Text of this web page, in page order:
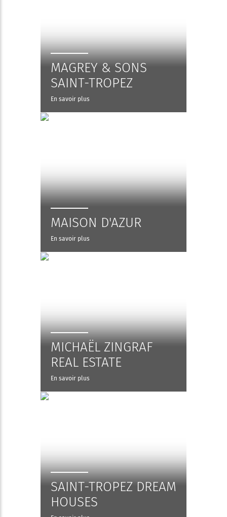
MAGREY & SONS
SAINT-TROPEZ
En savoir plus
MAISON D'AZUR
En savoir plus
MICHAËL ZINGRAF
REAL ESTATE
En savoir plus
SAINT-TROPEZ DREAM
HOUSES